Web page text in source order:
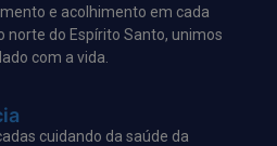
e acolhimento em cada
norte do Espírito Santo, unimos
com a vida.
cuidando da saúde da